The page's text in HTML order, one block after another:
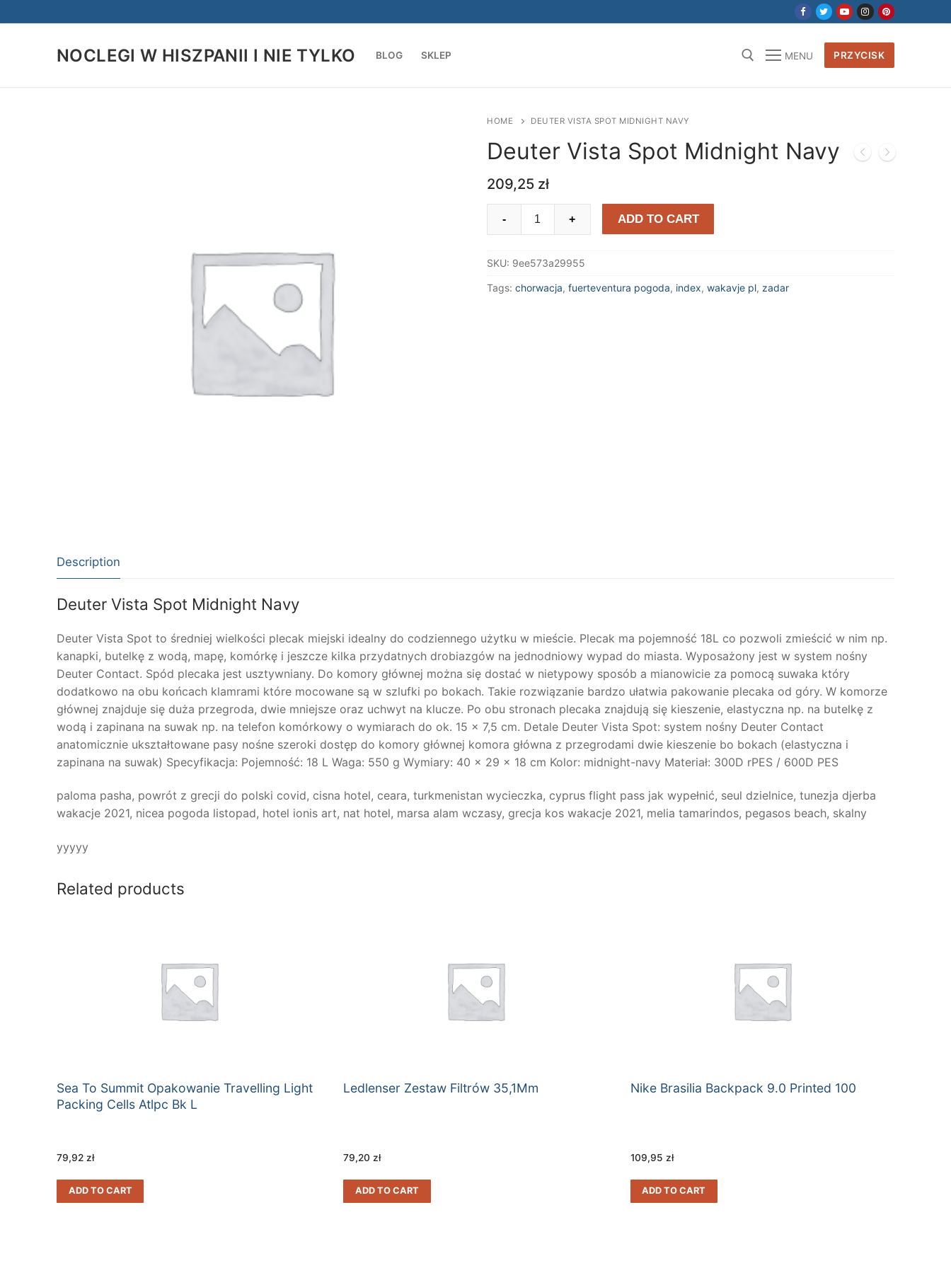
do
NOCLEGI W HISZPANII I NIE TYLKO BLOG SKLEP
Szukaj:
MENU PRZYCISK
HOME DEUTER VISTA SPOT MIDNIGHT NAVY
Deuter Vista Spot Midnight Navy
209,25 zł
Midnight
Navy
- + ADD TO CART
SKU: 9ee573a29955
Tags: chorwacja, fuerteventura pogoda, index, wakavje pl, zadar
Description
Deuter Vista Spot Midnight Navy
Deuter Vista Spot to średniej wielkości plecak miejski idealny do codziennego użytku w mieście. Plecak ma pojemność 18L co pozwoli zmieścić w nim np.
kanapki, butelkę z wodą, mapę, komórkę i jeszcze kilka przydatnych drobiazgów na jednodniowy wypad do miasta. Wyposażony jest w system nośny
Deuter Contact. Spód plecaka jest usztywniany. Do komory głównej można się dostać w nietypowy sposób a mianowicie za pomocą suwaka który
dodatkowo na obu końcach klamrami które mocowane są w szlufki po bokach. Takie rozwiązanie bardzo ułatwia pakowanie plecaka od góry. W komorze
głównej znajduje się duża przegroda, dwie mniejsze oraz uchwyt na klucze. Po obu stronach plecaka znajdują się kieszenie, elastyczna np. na butelkę z
wodą i zapinana na suwak np. na telefon komórkowy o wymiarach do ok. 15 x 7,5 cm. Detale Deuter Vista Spot: system nośny Deuter Contact
anatomicznie ukształtowane pasy nośne szeroki dostęp do komory głównej komora główna z przegrodami dwie kieszenie bo bokach (elastyczna i
zapinana na suwak) Specyfikacja: Pojemność: 18 L Waga: 550 g Wymiary: 40 x 29 x 18 cm Kolor: midnight-navy Materiał: 300D rPES / 600D PES
paloma pasha, powrót z grecji do polski covid, cisna hotel, ceara, turkmenistan wycieczka, cyprus flight pass jak wypełnić, seul dzielnice, tunezja djerba
wakacje 2021, nicea pogoda listopad, hotel ionis art, nat hotel, marsa alam wczasy, grecja kos wakacje 2021, melia tamarindos, pegasos beach, skalny
yyyyy
Related products
Sea To Summit Opakowanie Travelling Light
Packing Cells Atlpc Bk L
79,92 zł
ADD TO CART
Ledlenser Zestaw Filtrów 35,1Mm
79,20zł
ADD TO CART
Nike Brasilia Backpack 9.0 Printed 100
109,95 zł
ADD TO CART